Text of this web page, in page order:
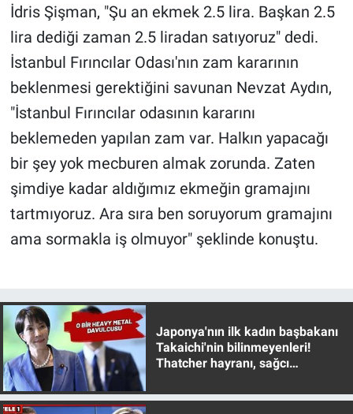
İdris Şişman, "Şu an ekmek 2.5 lira. Başkan 2.5
lira dediği zaman 2.5 liradan satıyoruz" dedi.
İstanbul Fırıncılar Odası'nın zam kararının
beklenmesi gerektiğini savunan Nevzat Aydın,
"İstanbul Fırıncılar odasının kararını
beklemeden yapılan zam var. Halkın yapacağı
bir şey yok mecburen almak zorunda. Zaten
şimdiye kadar aldığımız ekmeğin gramajını
tartmıyoruz. Ara sıra ben soruyorum gramajını
ama sormakla iş olmuyor" şeklinde konuştu.
Japonya'nın ilk kadın başbakanı
Takaichi'nin bilinmeyenleri!
Thatcher hayranı, sağcı